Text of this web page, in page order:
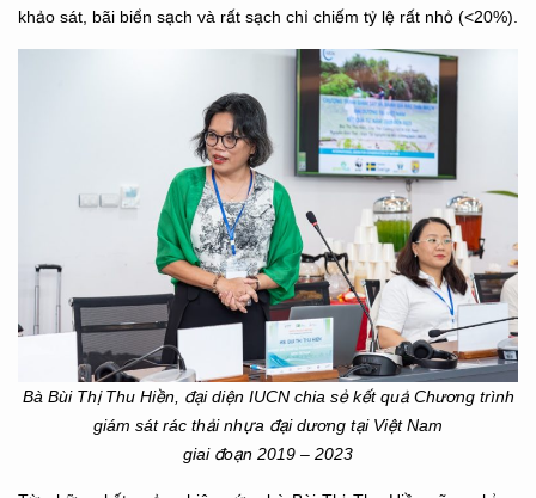
khảo sát, bãi biển sạch và rất sạch chỉ chiếm tỷ lệ rất nhỏ (<20%).
Bà Bùi Thị Thu Hiền, đại diện IUCN chia sẻ kết quả Chương trình
giám sát rác thải nhựa đại dương tại Việt Nam
giai đoạn 2019 – 2023